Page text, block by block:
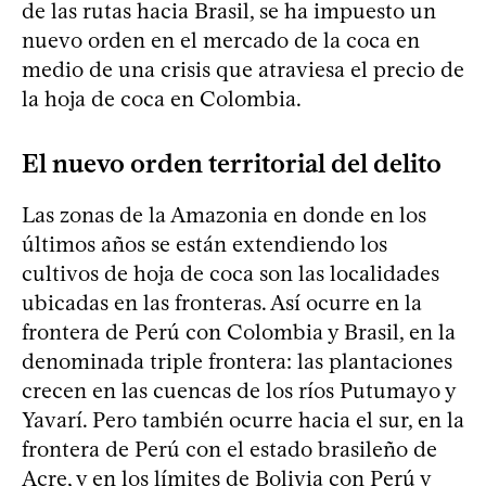
de las rutas hacia Brasil, se ha impuesto un
nuevo orden en el mercado de la coca en
medio de una crisis que atraviesa el precio de
la hoja de coca en Colombia.
El nuevo orden territorial del delito
Las zonas de la Amazonia en donde en los
últimos años se están extendiendo los
cultivos de hoja de coca son las localidades
ubicadas en las fronteras. Así ocurre en la
frontera de Perú con Colombia y Brasil, en la
denominada triple frontera: las plantaciones
crecen en las cuencas de los ríos Putumayo y
Yavarí. Pero también ocurre hacia el sur, en la
frontera de Perú con el estado brasileño de
Acre, y en los límites de Bolivia con Perú y